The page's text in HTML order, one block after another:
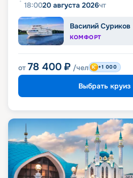
18:0020 августа 2026чт
Василий Суриков
КОМФОРТ
от 78 400 ₽ /чел +1 000
Выбрать круиз